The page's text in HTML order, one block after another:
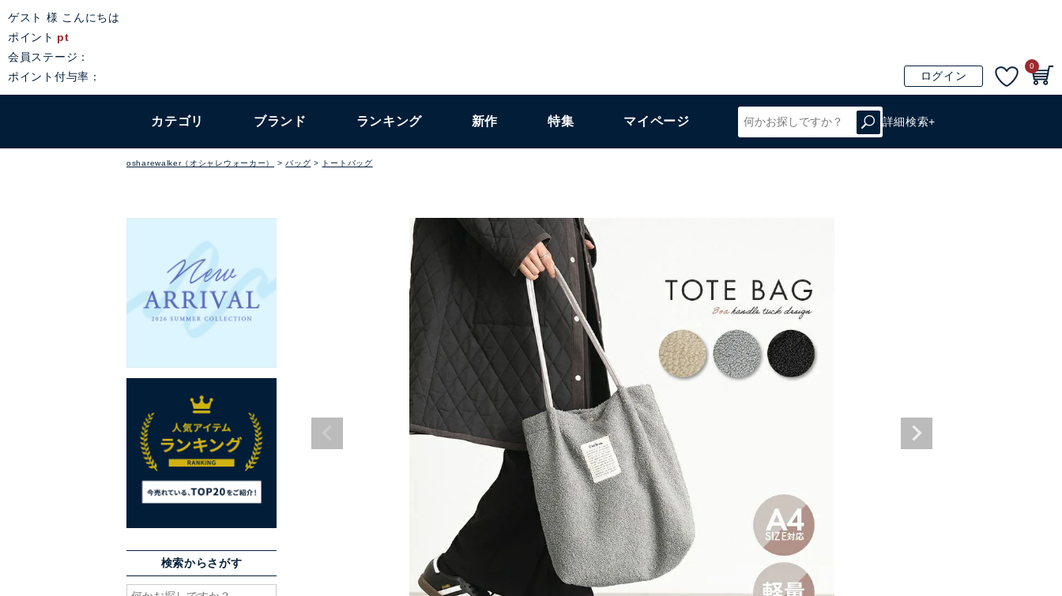
ゲスト 様 こんにちは
ポイント pt
会員ステージ：
ポイント付与率：
ログイン
0
カテゴリ ブランド ランキング 新作 特集 マイページ 詳細検索+
osharewalker（オシャレウォーカー） バッグ トートバッグ
検索からさがす